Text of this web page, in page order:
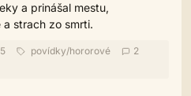
a prinášal mestu,
strach zo smrti.
povídky/hororové
2